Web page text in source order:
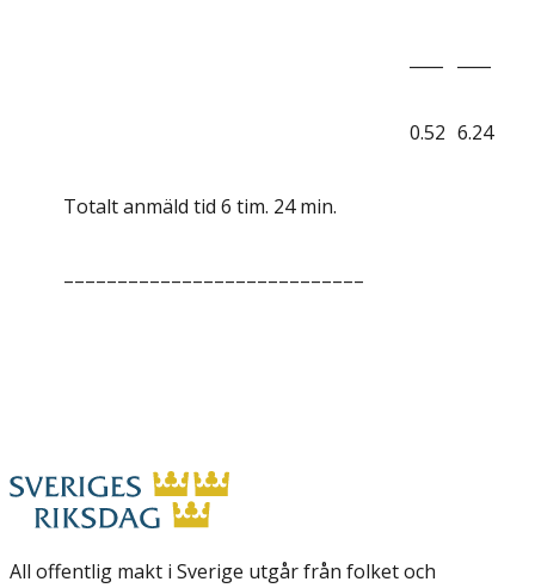
0.52 6.24
Totalt anmäld tid 6 tim. 24 min.
––––––––––––––––––––––––––––
All offentlig makt i Sverige utgår från folket och